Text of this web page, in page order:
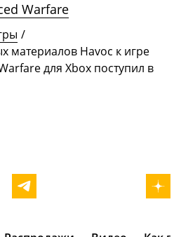
Warfare
/
материалов Havoc к игре
для Xbox поступил в